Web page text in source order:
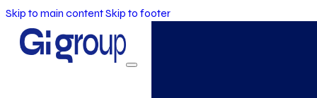
Skip to main contentSkip to footer